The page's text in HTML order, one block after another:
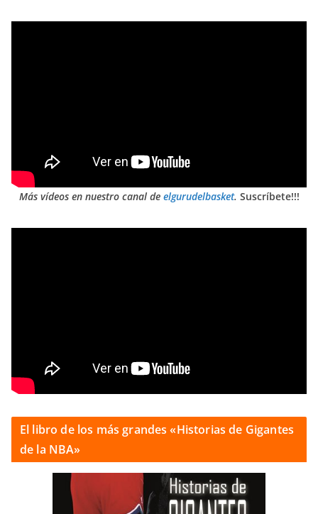
Más vídeos en nuestro canal de elgurudelbasket. Suscríbete!!!
El libro de los más grandes «Historias de Gigantes
de la NBA»